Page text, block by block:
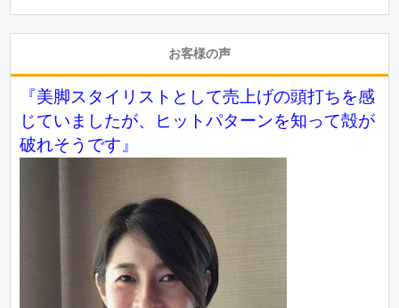
お客様の声
『美脚スタイリストとして売上げの頭打ちを感
じていましたが、ヒットパターンを知って殻が
破れそうです』